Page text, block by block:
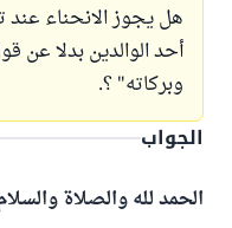
هل يجوز الانحناء
أحد الوالدين بدلا عن
وبركاته" ؟.
الجواب
الحمد لله والصلاة